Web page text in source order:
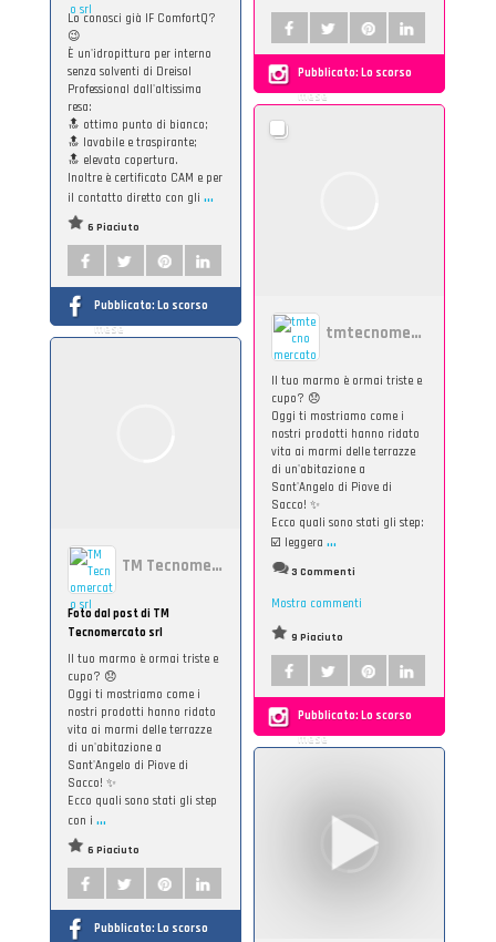
Pubblicato: Lo scorso
mese
Lo conosci già IF ComfortQ?
😉
È un'idropittura per interno
senza solventi di Dreisol
Professional dall'altissima
resa:
🔝 ottimo punto di bianco;
🔝 lavabile e traspirante;
🔝 elevata copertura.
Inoltre è certificato CAM e per
il contatto diretto con gli ...
6 Piaciuto
Pubblicato: Lo scorso
mese
tmtecnomercato
Il tuo marmo è ormai triste e
cupo? 😞
Oggi ti mostriamo come i
nostri prodotti hanno ridato
vita ai marmi delle terrazze
di un'abitazione a
Sant'Angelo di Piove di
Sacco! ✨
Ecco quali sono stati gli step:
☑️ leggera ...
3 Commenti
Mostra commenti
9 Piaciuto
Pubblicato: Lo scorso
mese
TM Tecnomercato srl
Foto dal post di TM
Tecnomercato srl
Il tuo marmo è ormai triste e
cupo? 😞
Oggi ti mostriamo come i
nostri prodotti hanno ridato
vita ai marmi delle terrazze
di un'abitazione a
Sant'Angelo di Piove di
Sacco! ✨
Ecco quali sono stati gli step
con i ...
6 Piaciuto
Pubblicato: Lo scorso